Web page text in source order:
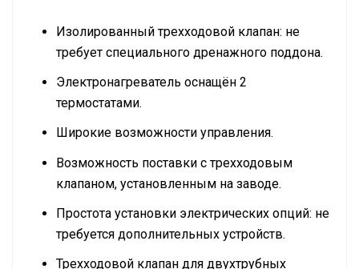
Изолированный трехходовой клапан: не
требует специального дренажного поддона.
Электронагреватель оснащён 2
термостатами.
Широкие возможности управления.
Возможность поставки с трехходовым
клапаном, установленным на заводе.
Простота установки электрических опций: не
требуется дополнительных устройств.
Трехходовой клапан для двухтрубных